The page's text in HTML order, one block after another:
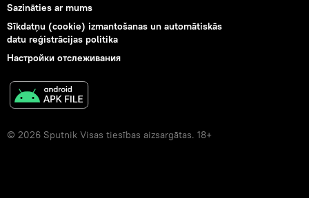
Sazināties ar mums
Sīkdatņu (cookie) izmantošanas un automātiskās
datu reģistrācijas politika
Настройки отслеживания
© 2026 Sputnik Visas tiesības aizsargātas. 18+